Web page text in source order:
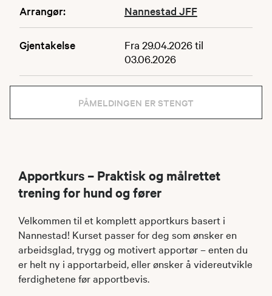
Arrangør: Nannestad JFF
Gjentakelse
Fra 29.04.2026 til
03.06.2026
PÅMELDINGEN ER STENGT
Apportkurs – Praktisk og målrettet
trening for hund og fører
Velkommen til et komplett apportkurs basert i
Nannestad! Kurset passer for deg som ønsker en
arbeidsglad, trygg og motivert apportør – enten du
er helt ny i apportarbeid, eller ønsker å videreutvikle
ferdighetene før apportbevis.